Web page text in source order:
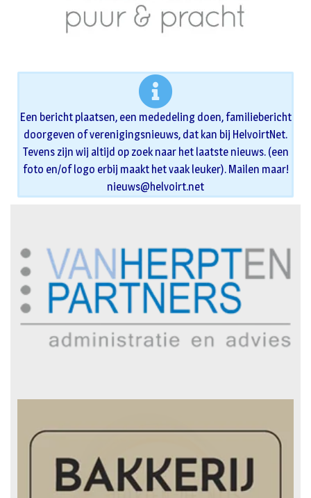
Een bericht plaatsen, een mededeling doen, familiebericht
doorgeven of verenigingsnieuws, dat kan bij HelvoirtNet.
Tevens zijn wij altijd op zoek naar het laatste nieuws. (een
foto en/of logo erbij maakt het vaak leuker). Mailen maar!
nieuws@helvoirt.net